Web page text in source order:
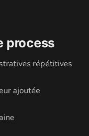
process
répétitives
ajoutée